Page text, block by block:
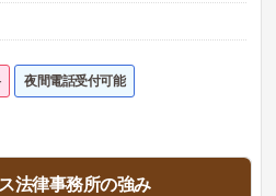
夜間電話受付可能
法律事務所の強み